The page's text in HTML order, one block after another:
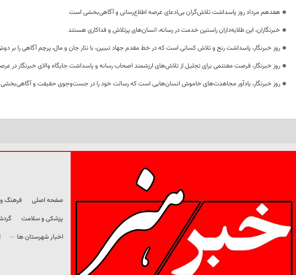
هفدهم مرداد روز پاسداشت تلاش‌گران بی‌ادعای عرصه اطلاع‌رسانی و آگاهی‌بخشی است
خبرنگاران، این طلایه‌داران راستین خدمت در رسانه، انسان‌های پرتلاش و فداکاری هستند
روز خبرنگار، پاسداشت رنج و تلاش کسانی است که در خط مقدم جهاد تبیین، با نثار جان و مال، پرچم آگاهی را بر
روز خبرنگار، فرصت مغتنمی برای تجلیل از تلاش‌های ارزشمند اصحاب رسانه و پاسداشت جایگاه والای خبرنگار در
روز خبرنگار، یادآور مجاهدت‌های خاموش انسان‌هایی است که رسالت خود را در جست‌وجوی حقیقت و آگاهی‌بخشی
صفحه اصلی فرهنگ
پزشکی و سلامت
اخبار شهرستان ها